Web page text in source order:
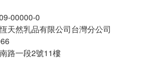
00000-0
天然乳品有限公司台灣分公司
路一段2號11樓